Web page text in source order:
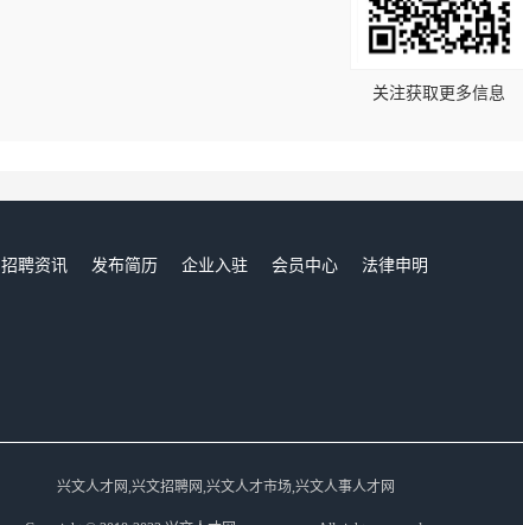
关注获取更多信息
招聘资讯 发布简历 企业入驻 会员中心
法律申明
兴文人才网,兴文招聘网,兴文人才市场,兴文人事人才网